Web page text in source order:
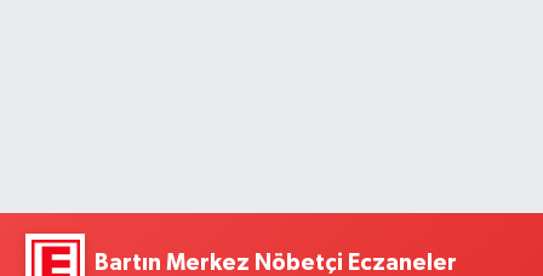
Bartın Merkez Nöbetçi Eczaneler